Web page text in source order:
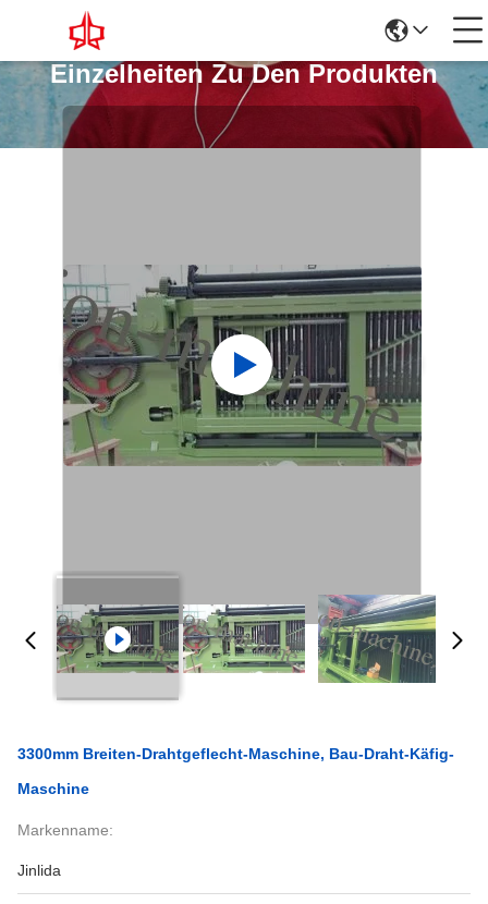
Einzelheiten Zu Den Produkten
3300mm Breiten-Drahtgeflecht-Maschine, Bau-Draht-Käfig-
Maschine
Markenname:
Jinlida